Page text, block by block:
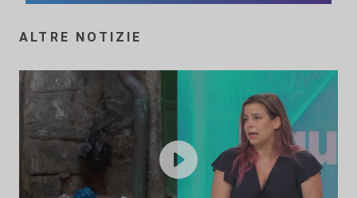
ALTRE NOTIZIE